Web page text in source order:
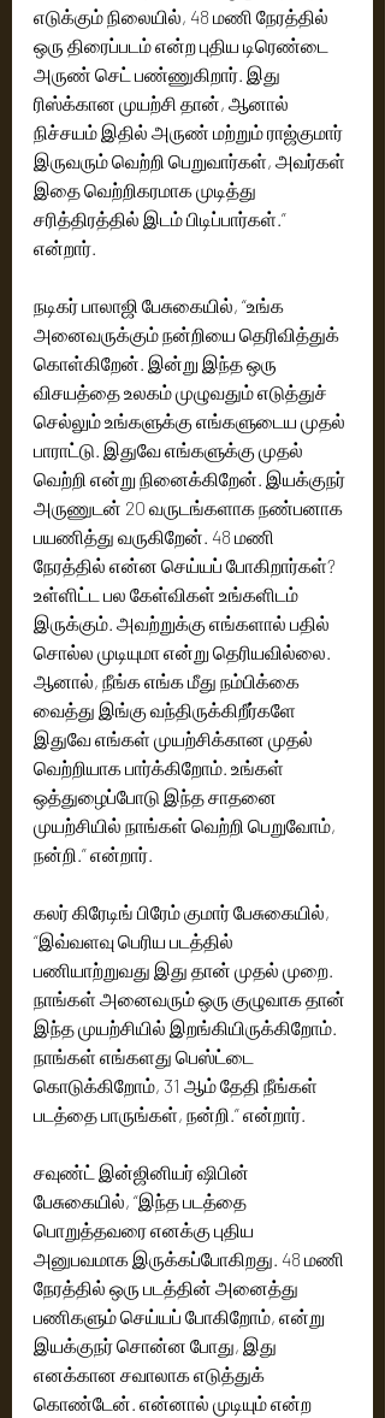
எடுக்கும் நிலையில், 48 மணி நேரத்தில்
ஒரு திரைப்படம் என்ற புதிய டிரெண்டை
அருண் செட் பண்ணுகிறார். இது
ரிஸ்க்கான முயற்சி தான், ஆனால்
நிச்சயம் இதில் அருண் மற்றும் ராஜ்குமார்
இருவரும் வெற்றி பெறுவார்கள், அவர்கள்
இதை வெற்றிகரமாக முடித்து
சரித்திரத்தில் இடம் பிடிப்பார்கள்.”
என்றார்.
நடிகர் பாலாஜி பேசுகையில், “உங்க
அனைவருக்கும் நன்றியை தெரிவித்துக்
கொள்கிறேன். இன்று இந்த ஒரு
விசயத்தை உலகம் முழுவதும் எடுத்துச்
செல்லும் உங்களுக்கு எங்களுடைய முதல்
பாராட்டு. இதுவே எங்களுக்கு முதல்
வெற்றி என்று நினைக்கிறேன். இயக்குநர்
அருணுடன் 20 வருடங்களாக நண்பனாக
பயணித்து வருகிறேன். 48 மணி
நேரத்தில் என்ன செய்யப் போகிறார்கள்?
உள்ளிட்ட பல கேள்விகள் உங்களிடம்
இருக்கும். அவற்றுக்கு எங்களால் பதில்
சொல்ல முடியுமா என்று தெரியவில்லை.
ஆனால், நீங்க எங்க மீது நம்பிக்கை
வைத்து இங்கு வந்திருக்கிறீர்களே
இதுவே எங்கள் முயற்சிக்கான முதல்
வெற்றியாக பார்க்கிறோம். உங்கள்
ஒத்துழைப்போடு இந்த சாதனை
முயற்சியில் நாங்கள் வெற்றி பெறுவோம்,
நன்றி.” என்றார்.
கலர் கிரேடிங் பிரேம் குமார் பேசுகையில்,
“இவ்வளவு பெரிய படத்தில்
பணியாற்றுவது இது தான் முதல் முறை.
நாங்கள் அனைவரும் ஒரு குழுவாக தான்
இந்த முயற்சியில் இறங்கியிருக்கிறோம்.
நாங்கள் எங்களது பெஸ்ட்டை
கொடுக்கிறோம், 31 ஆம் தேதி நீங்கள்
படத்தை பாருங்கள், நன்றி.” என்றார்.
சவுண்ட் இன்ஜினியர் ஷிபின்
பேசுகையில், “இந்த படத்தை
பொறுத்தவரை எனக்கு புதிய
அனுபவமாக இருக்கப்போகிறது. 48 மணி
நேரத்தில் ஒரு படத்தின் அனைத்து
பணிகளும் செய்யப் போகிறோம், என்று
இயக்குநர் சொன்ன போது, இது
எனக்கான சவாலாக எடுத்துக்
கொண்டேன். என்னால் முடியும் என்ற